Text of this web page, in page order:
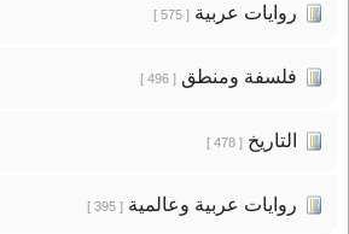
روايات عربية[ 575 ]
فلسفة ومنطق[ 496 ]
التاريخ[ 478 ]
روايات عربية وعالمية[ 395 ]